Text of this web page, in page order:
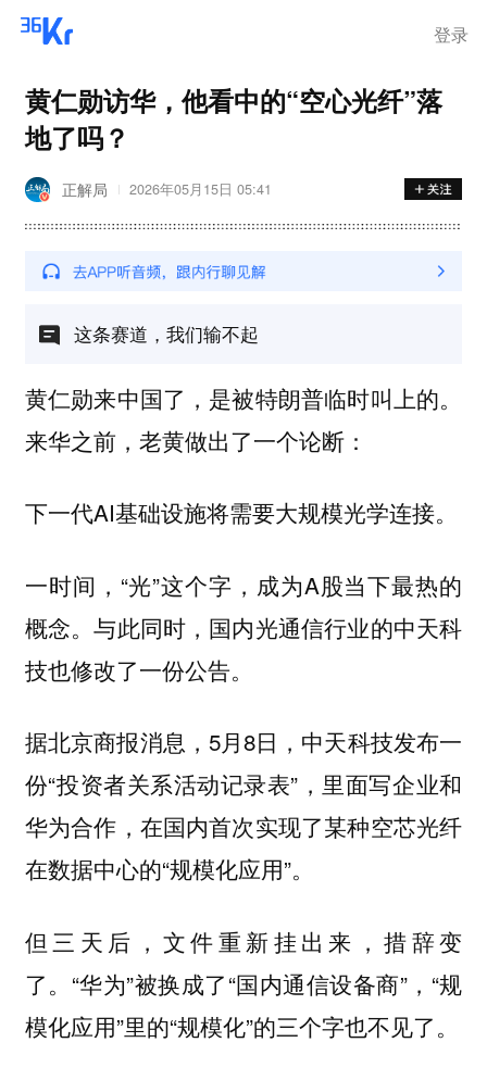
登录
黄仁勋访华，他看中的“空心光纤”落
地了吗？
正解局 2026年05月15日 05:41
这条赛道，我们输不起
黄仁勋来中国了，是被特朗普临时叫上的。
来华之前，老黄做出了一个论断：
下一代AI基础设施将需要大规模光学连接。
一时间，“光”这个字，成为A股当下最热的
概念。与此同时，国内光通信行业的中天科
技也修改了一份公告。
据北京商报消息，5月8日，中天科技发布一
份“投资者关系活动记录表”，里面写企业和
华为合作，在国内首次实现了某种空芯光纤
在数据中心的“规模化应用”。
但三天后，文件重新挂出来，措辞变
了。“华为”被换成了“国内通信设备商”，“规
模化应用”里的“规模化”的三个字也不见了。